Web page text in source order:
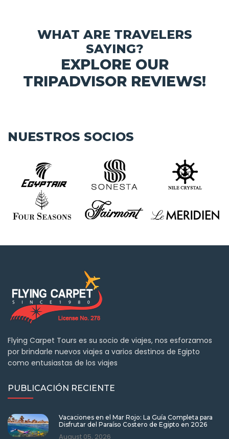
WHAT ARE TRAVELERS
SAYING?
EXPLORE OUR
TRIPADVISOR REVIEWS!
NUESTROS SOCIOS
Flying Carpet Tours es su socio de viajes, nos esforzamos
por brindarle nuevos viajes a varios destinos de Egipto
como entusiastas de los viajes
PUBLICACIÓN RECIENTE
Vacaciones en el Mar Rojo: La Guía Completa para
Disfrutar del Paraíso Costero de Egipto en 2026
August 05, 2026